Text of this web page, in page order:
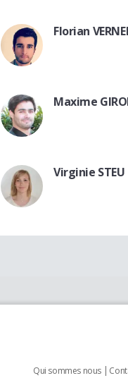
Florian
Maxime
Virginie STEU
Qui sommes nous